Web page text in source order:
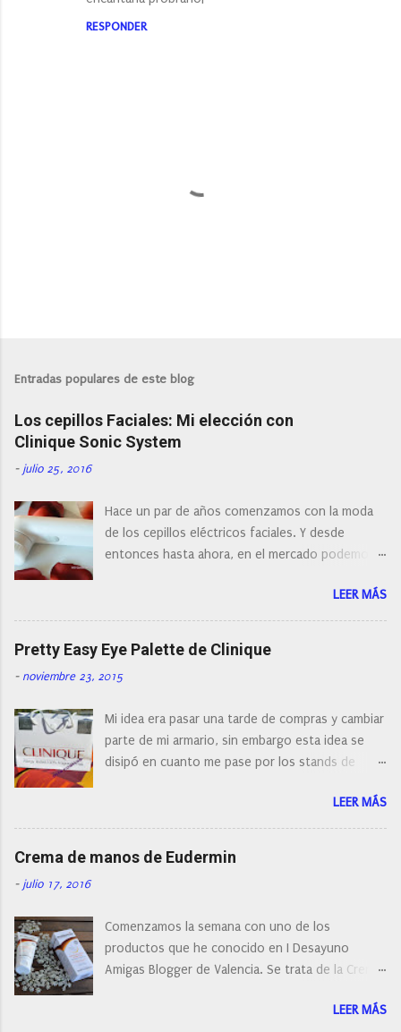
RESPONDER
l
a
r
n
o
m
e
n
t
a
o
Entradas populares de este blog
Los cepillos Faciales: Mi elección con
Clinique Sonic System
- julio 25, 2016
Hace un par de años comenzamos con la moda
de los cepillos eléctricos faciales. Y desde
entonces hasta ahora, en el mercado podemos
con diferentes características, a pilas, a batería,
cepillos de rotación o de oscilación... y
naturalmente de todos los precios. Existe en la
actualidad tal variedad, que antes de hacer la
compra debemos de hacernos unas preguntas:
post os voy a dar mi opinión de porque elegí mi
cepillo facial de Clinique
LEER MÁS
Pretty Easy Eye Palette de Clinique
- noviembre 23, 2015
Mi idea era pasar una tarde de compras y cambiar
parte de mi armario, sin embargo esta idea se
disipó en cuanto me pase por los stands de
resistirse a esta paleta de colores de Clinique.
LEER MÁS
Crema de manos de Eudermin
- julio 17, 2016
Comenzamos la semana con uno de los
productos que he conocido en I Desayuno
Amigas Blogger de Valencia. Se trata de la Crema
manos para utilizar tanto en verano como en
LEER MÁS